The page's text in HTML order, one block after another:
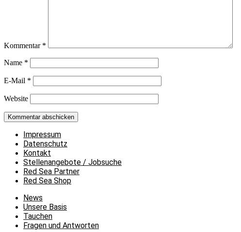
Kommentar *
Name *
E-Mail *
Website
Impressum
Datenschutz
Kontakt
Stellenangebote / Jobsuche
Red Sea Partner
Red Sea Shop
News
Unsere Basis
Tauchen
Fragen und Antworten